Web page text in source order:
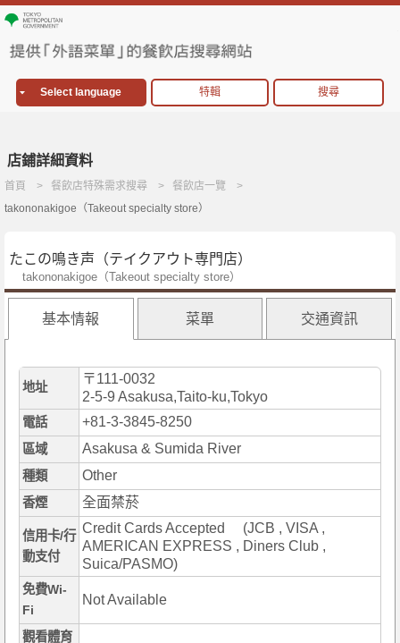
Select language 特輯 搜尋
店鋪詳細資料
首頁 餐飲店特殊需求搜尋
餐飲店一覽
takononakigoe（Takeout specialty store）
たこの鳴き声（テイクアウト専門店）
takononakigoe（Takeout specialty store）
基本情報 菜單 交通資訊
地址
〒111-0032
2-5-9 Asakusa,Taito-ku,Tokyo
電話 +81-3-3845-8250
區域 Asakusa & Sumida River
種類 Other
香煙 全面禁菸
信用卡/行
動支付
Credit Cards Accepted (JCB , VISA ,
AMERICAN EXPRESS , Diners Club ,
Suica/PASMO)
免費Wi-
Fi
Not Available
觀看體育